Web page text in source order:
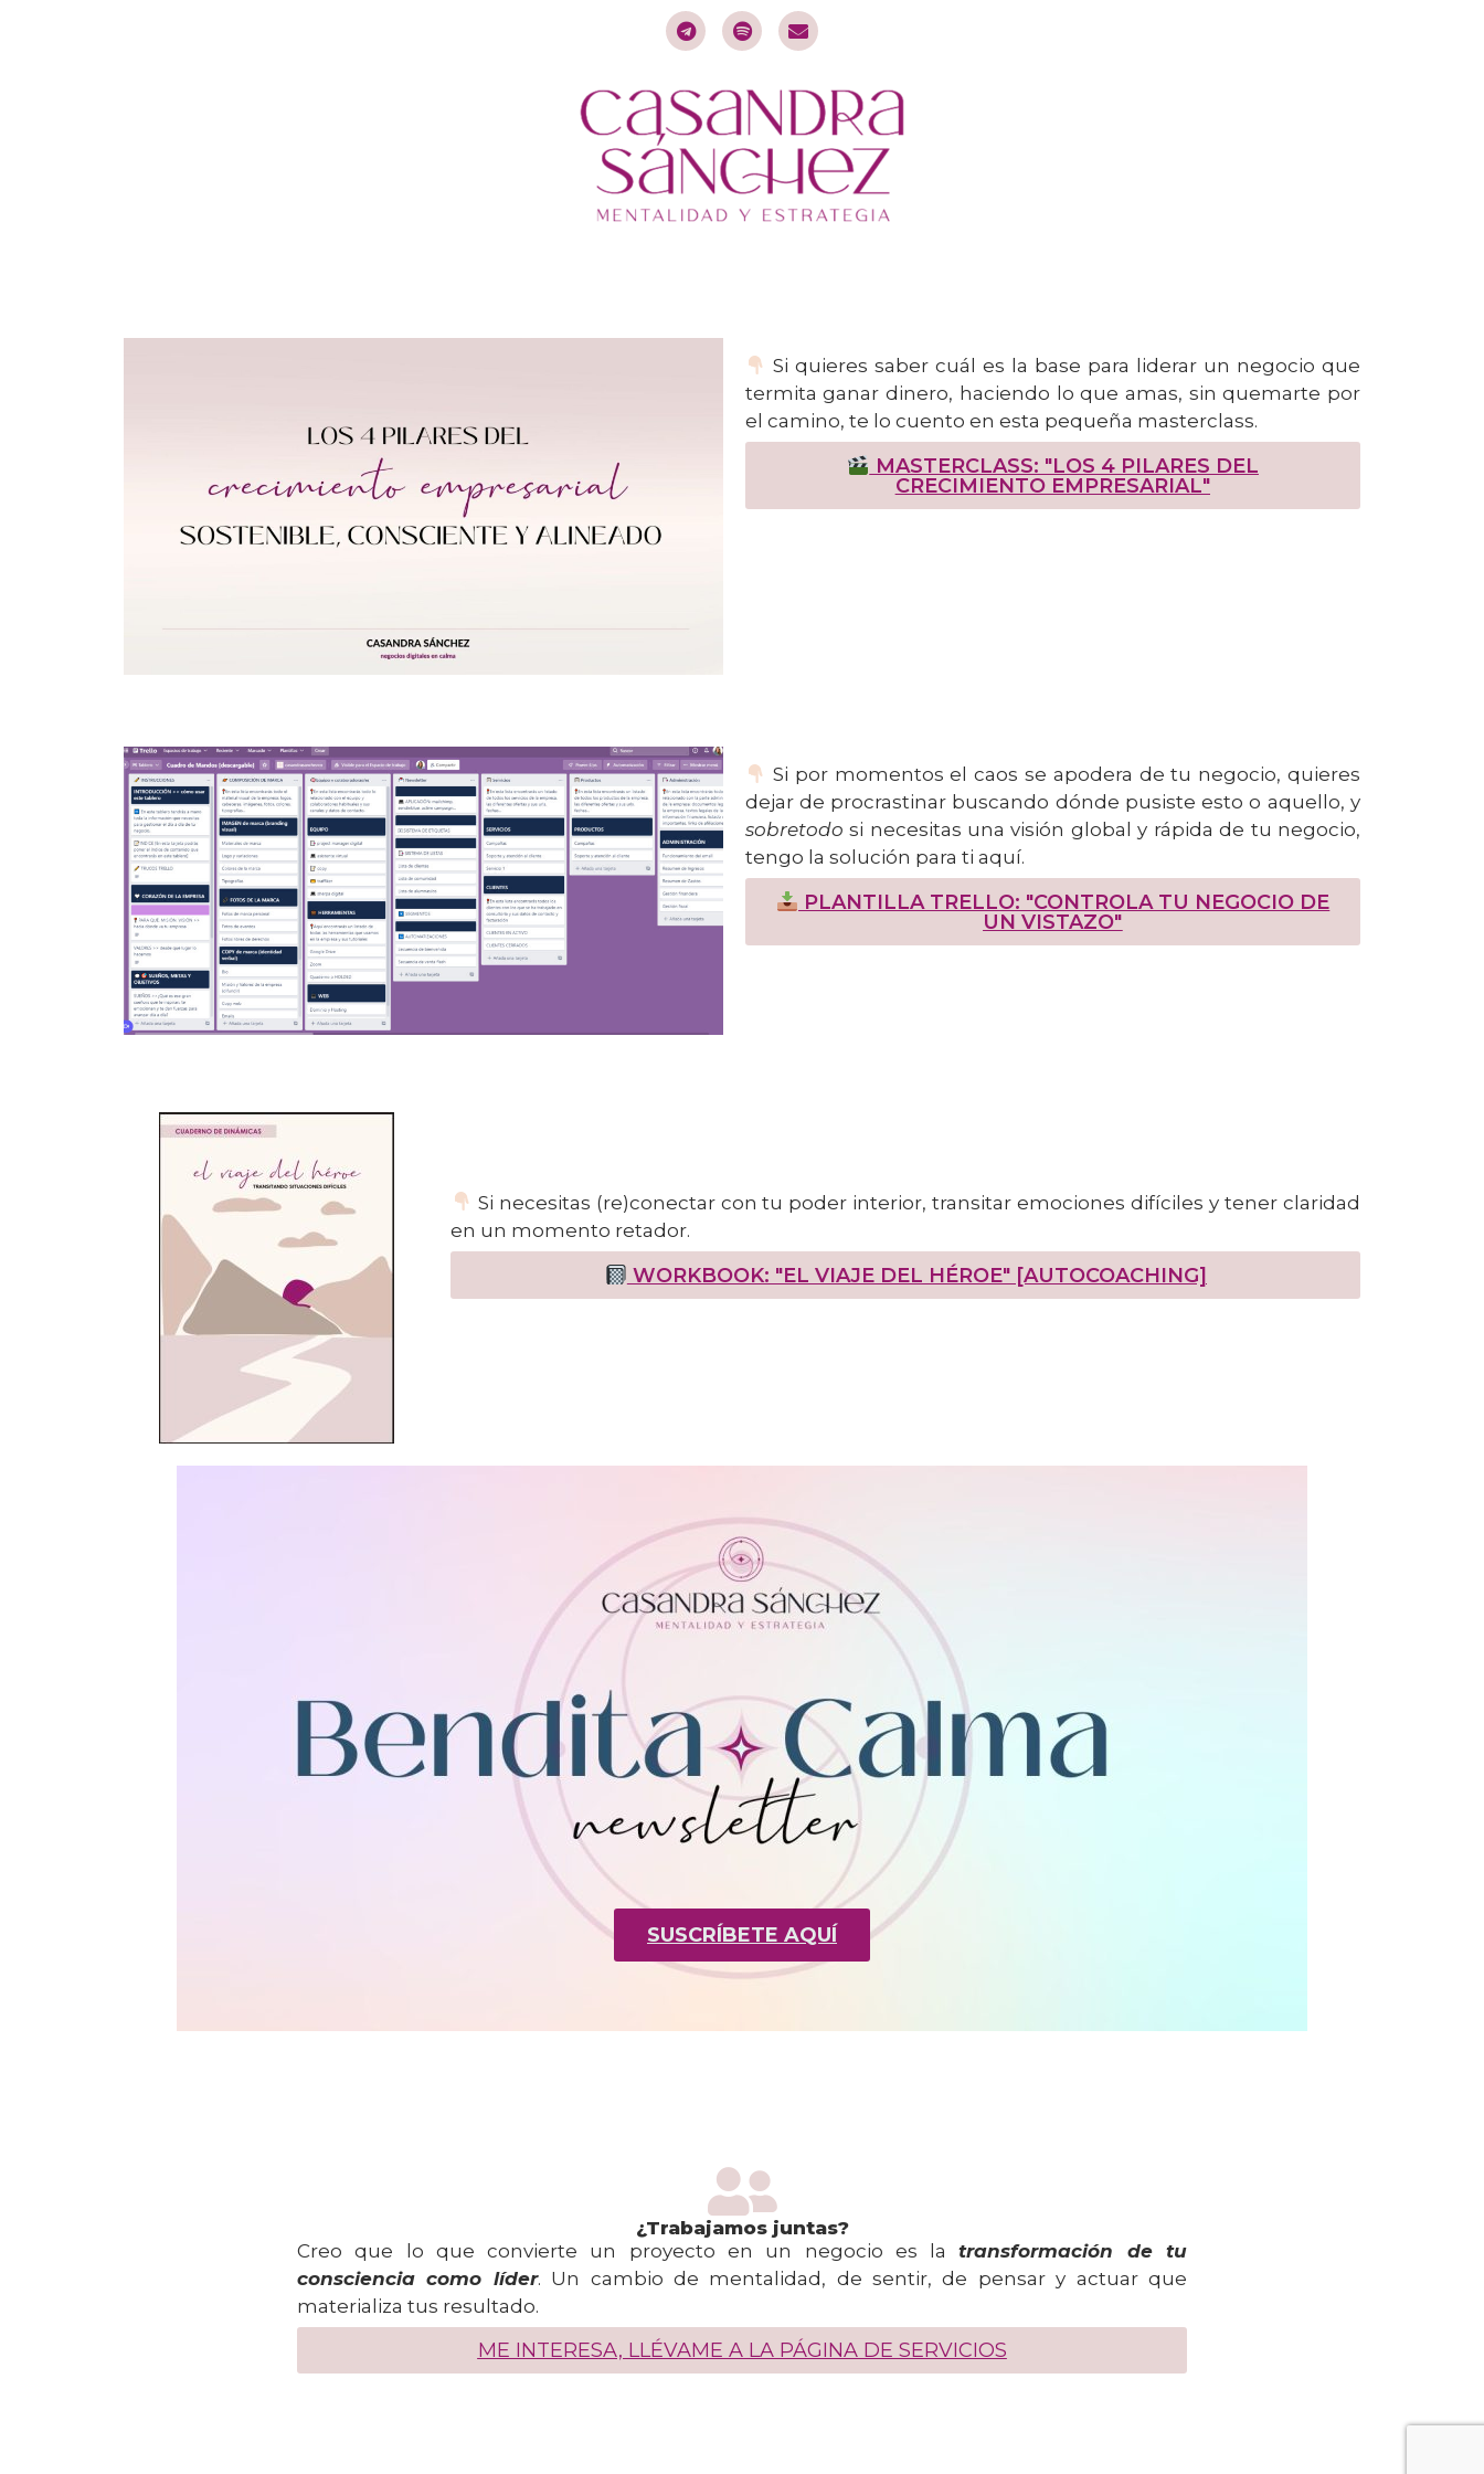
Si quieres saber cuál es la base para liderar un negocio que
termita ganar dinero, haciendo lo que amas, sin quemarte por
el camino, te lo cuento en esta pequeña masterclass.
MASTERCLASS: "LOS 4 PILARES DEL
CRECIMIENTO EMPRESARIAL"
Si por momentos el caos se apodera de tu negocio, quieres
dejar de procrastinar buscando dónde pusiste esto o aquello, y
sobretodo si necesitas una visión global y rápida de tu negocio,
tengo la solución para ti aquí.
PLANTILLA TRELLO: "CONTROLA TU NEGOCIO DE
UN VISTAZO"
Si necesitas (re)conectar con tu poder interior, transitar emociones difíciles y tener claridad
en un momento retador.
WORKBOOK: "EL VIAJE DEL HÉROE" [AUTOCOACHING]
SUSCRÍBETE AQUÍ
¿Trabajamos juntas?
Creo que lo que convierte un proyecto en un negocio es latransformación de tu
consciencia como líder. Un cambio de mentalidad, de sentir, de pensar y actuar que
materializa tus resultado.
ME INTERESA, LLÉVAME A LA PÁGINA DE SERVICIOS